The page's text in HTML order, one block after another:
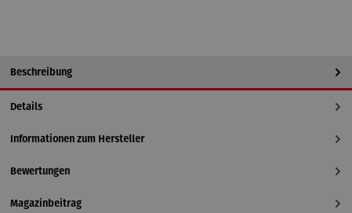
Beschreibung
Details
Informationen zum Hersteller
Bewertungen
Magazinbeitrag